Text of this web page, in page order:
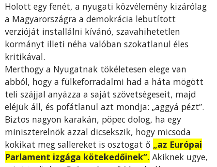
Holott egy fenét, a nyugati közvélemény kizárólag
a Magyarországra a demokrácia lebutított
verzióját installálni kívánó, szavahihetetlen
kormányt illeti néha valóban szokatlanul éles
kritikával.
Merthogy a Nyugatnak tökéletesen elege van
abból, hogy a fülkeforradalmi had a háta mögött
teli szájjal anyázza a saját szövetségeseit, majd
eléjük áll, és pofátlanul azt mondja: „aggyá pézt”.
Biztos nagyon karakán, pöpec dolog, ha egy
miniszterelnök azzal dicsekszik, hogy micsoda
kokikat meg sallereket is osztogat ő „az Európai
Parlament izgága kötekedőinek”. Akiknek ugye,